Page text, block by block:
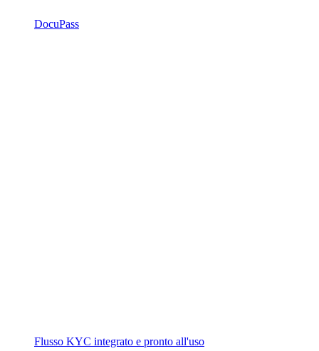
DocuPass
Flusso KYC integrato e pronto all'uso